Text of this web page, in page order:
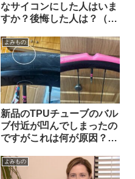
なサイコンにした人はいま
すか？後悔した人は？（海
iGPSportの最新評価】
よみもの
新品のTPUチューブのバル
ブ付近が凹んでしまったの
ですがこれは何が原因？
よみもの